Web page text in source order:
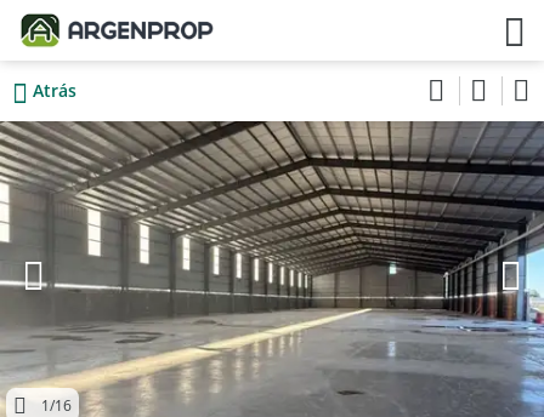
Atrás
1/16